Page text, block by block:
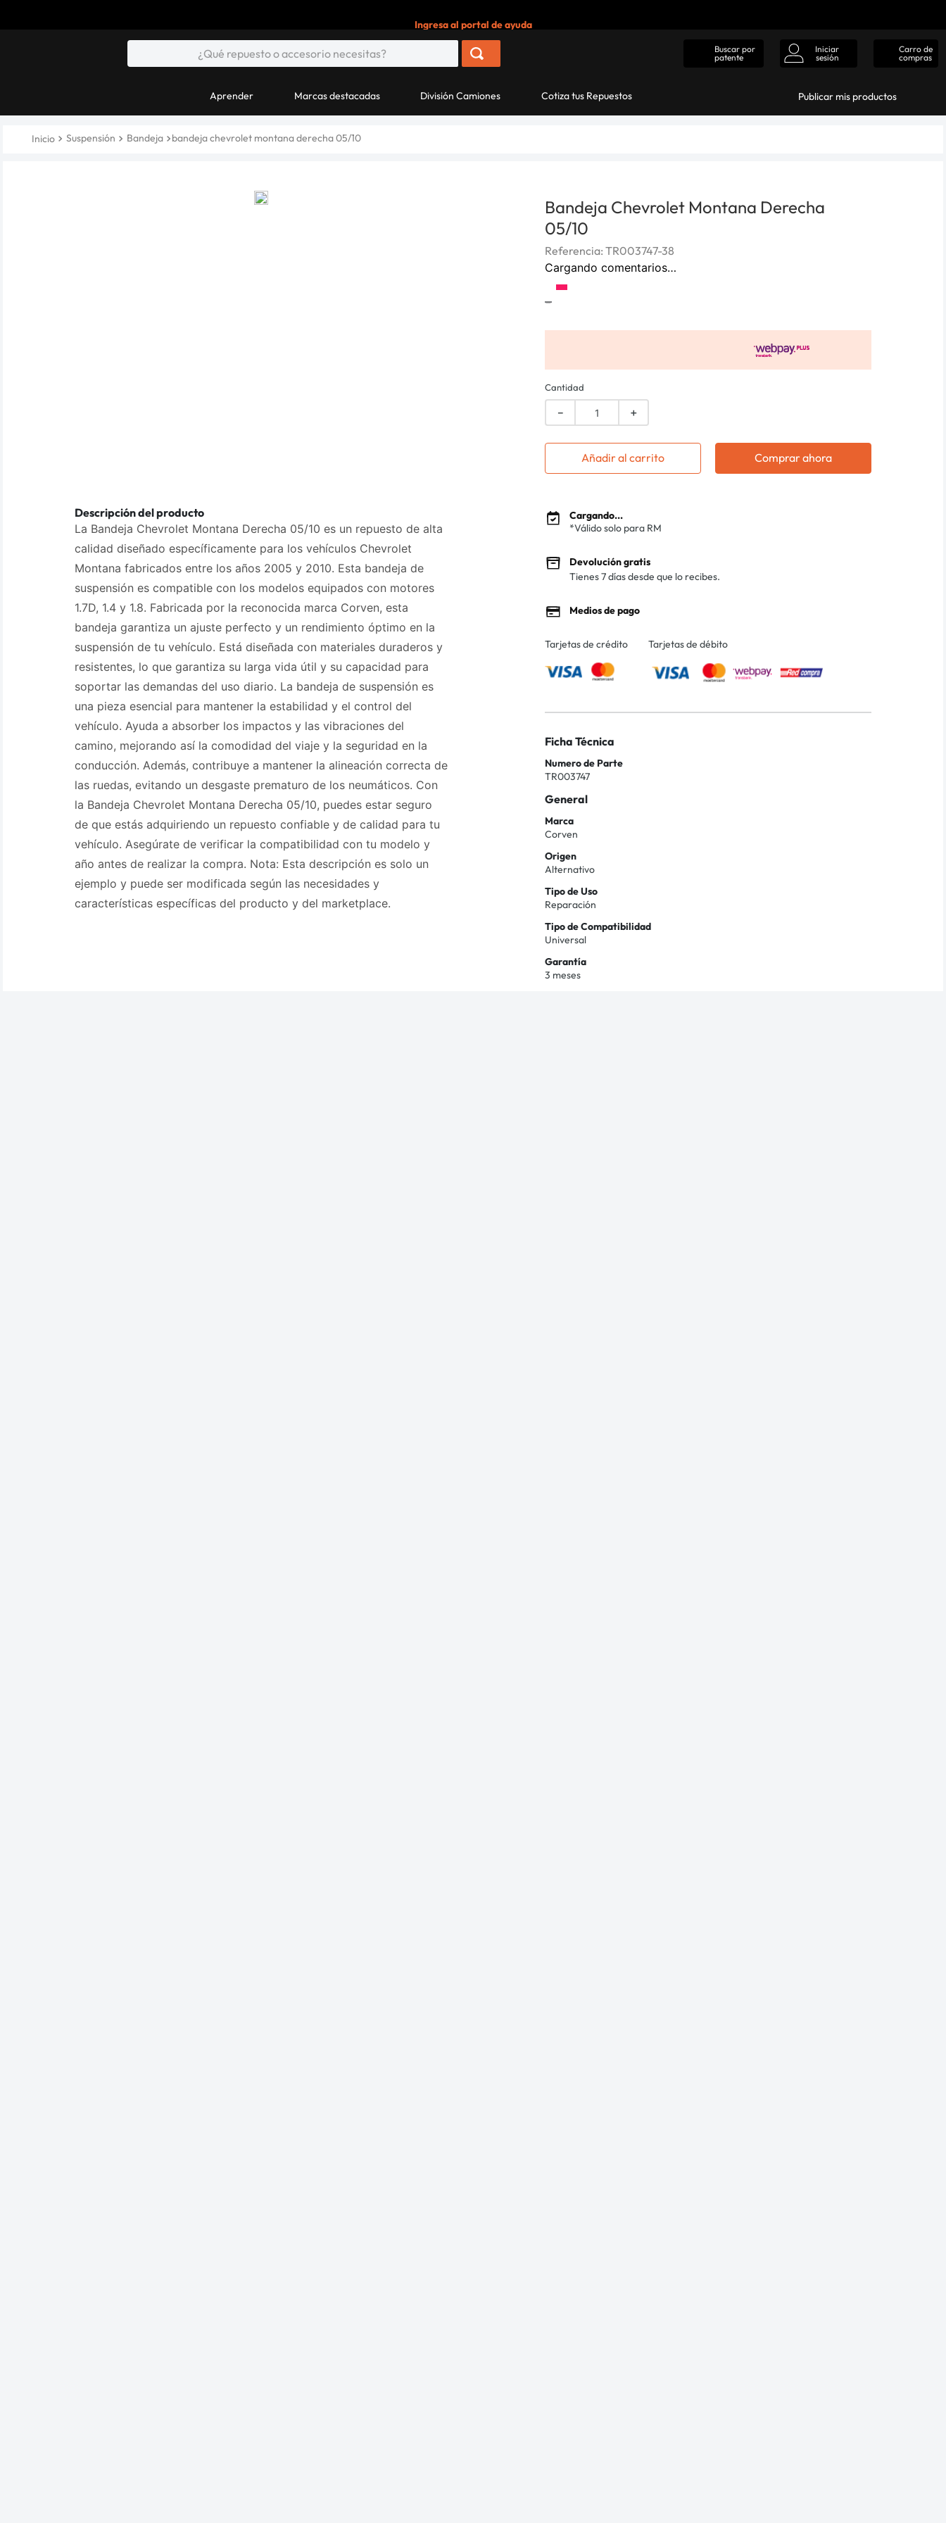
Ingresa al portal de ayuda
Buscar por
patente
Iniciar
sesión
Carro de
compras
Aprender Marcas destacadas División Camiones Cotiza tus Repuestos Publicar mis productos
Suspensión Bandeja bandeja chevrolet montana derecha 05/10
Descripción del producto
La Bandeja Chevrolet Montana Derecha 05/10 es un repuesto de alta
calidad diseñado específicamente para los vehículos Chevrolet
Montana fabricados entre los años 2005 y 2010. Esta bandeja de
suspensión es compatible con los modelos equipados con motores
1.7D, 1.4 y 1.8. Fabricada por la reconocida marca Corven, esta
bandeja garantiza un ajuste perfecto y un rendimiento óptimo en la
suspensión de tu vehículo. Está diseñada con materiales duraderos y
resistentes, lo que garantiza su larga vida útil y su capacidad para
soportar las demandas del uso diario. La bandeja de suspensión es
una pieza esencial para mantener la estabilidad y el control del
vehículo. Ayuda a absorber los impactos y las vibraciones del
camino, mejorando así la comodidad del viaje y la seguridad en la
conducción. Además, contribuye a mantener la alineación correcta de
las ruedas, evitando un desgaste prematuro de los neumáticos. Con
la Bandeja Chevrolet Montana Derecha 05/10, puedes estar seguro
de que estás adquiriendo un repuesto confiable y de calidad para tu
vehículo. Asegúrate de verificar la compatibilidad con tu modelo y
año antes de realizar la compra. Nota: Esta descripción es solo un
ejemplo y puede ser modificada según las necesidades y
características específicas del producto y del marketplace.
Bandeja Chevrolet Montana Derecha
05/10
Referencia: TR003747-38
Cargando comentarios…
-
Cantidad
＋
－
Añadir al carrito Comprar ahora
Cargando...
*Válido solo para RM
Devolución gratis
Tienes 7 días desde que lo recibes.
Medios de pago
Tarjetas de crédito Tarjetas de débito
Ficha Técnica
Numero de Parte
TR003747
General
Marca
Corven
Origen
Alternativo
Tipo de Uso
Reparación
Tipo de Compatibilidad
Universal
Garantía
3 meses